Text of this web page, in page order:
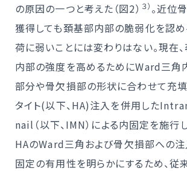
の原因の一つと考えた（図2） ３） 。近位
獲得しても頚基部内部の脆弱化を認
荷に弱いことには変わりはない。現在
内部の強度を高めるためにWard三角
部分や骨欠損部の形状に合わせて充
タイト(以下、HA)注入を併用した
nail（以下、IMN）による内固定を施行し
HAのWard三角および骨欠損部への
固定の有用性を明らかにするため、従